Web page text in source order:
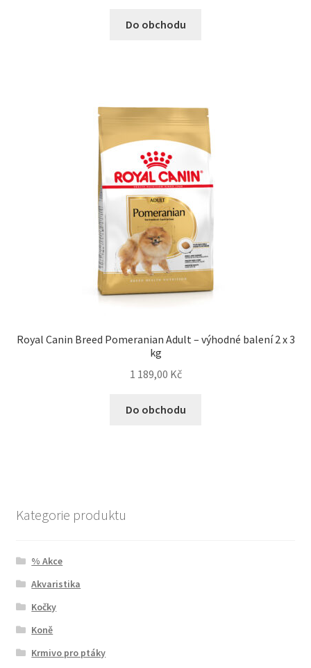
Do obchodu
Royal Canin Breed Pomeranian Adult – výhodné balení 2 x 3
kg
1 189,00 Kč
Do obchodu
Kategorie produktu
% Akce
Akvaristika
Kočky
Koně
Krmivo pro ptáky